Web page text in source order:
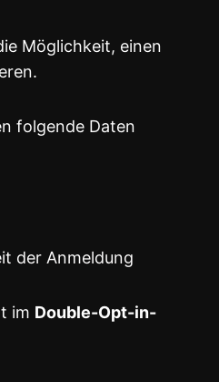
Möglichkeit, einen
folgende Daten
der Anmeldung
im Double-Opt-in-